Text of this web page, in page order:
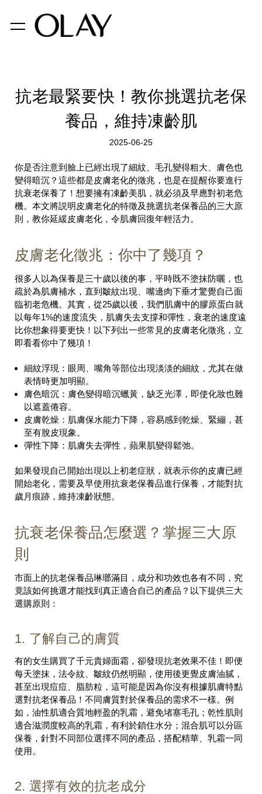
抗老最緊要快！教你挑選抗老保
養品，維持凍齡肌
2025-06-25
你是否注意到臉上已經出現了細紋、毛孔變得粗大、膚色也
變得暗沉？這些都是皮膚老化的徵兆，也是在提醒你要進行
抗衰老保養了！想要擁有凍齡美肌，就必須及早應對初老危
機。本文將説明皮膚老化的特徵及挑選抗老保養品的三大原
則，教你延緩皮膚老化，令肌膚回復年輕活力。
皮膚老化徵兆：你中了幾項？
很多人以為保養是三十歲以後的事，平時既不塗抹防曬，也
疏於為肌膚補水，直到皺紋出現、嘴邊肉下垂才驚覺自己面
臨初老危機。其實，從25歲以後，我們肌膚中的膠原蛋白就
以每年1%的速度流失，肌膚失去支撐和彈性，衰老的速度遠
比你想象得要更快！以下列出一些常見的皮膚老化徵兆，立
即看看你中了幾項！
細紋浮現：眼周、嘴角等部位出現淡淡的細紋，尤其在做
表情時更加明顯。
膚色暗沉：膚色變得暗沉蠟黃，缺乏光澤，即使化妝也難
以遮蓋倦容。
皮膚乾燥：肌膚保水能力下降，容易感到乾燥、緊繃，甚
至有脫皮現象。
彈性下降：肌膚失去彈性，蘋果肌變得鬆弛。
如果發現自己開始出現以上初老症狀，就表示你的皮膚已經
開始老化，需要及早使用抗衰老保養品進行保養，才能對抗
歲月痕跡，維持凍齡狀態。
抗衰老保養品怎麼選？掌握三大原
則
市面上的抗老保養品琳瑯滿目，成分和功效也各有不同，究
竟該如何挑選才能找到真正適合自己的產品？以下提供三大
選購原則：
1. 了解自己的膚質
有的女生購買了千元貴婦面霜，卻發現抗老效果不佳！即便
每天塗抹，法令紋、皺紋仍然明顯，使用後更覺皮膚油膩，
甚至出現痘痘、脂肪粒，這可能是因為你沒有根據肌膚特點
選對抗老保養品！不同膚質對於保養品的需求不一樣。例
如，油性肌適合質地輕盈的乳霜，避免堵塞毛孔；乾性肌則
適合滋潤度較高的乳霜，有利於鎖住水分；混合肌可以分區
保養，針對不同部位選擇不同的產品，搭配精華、乳霜一同
使用。
2. 選擇有效的抗老成分